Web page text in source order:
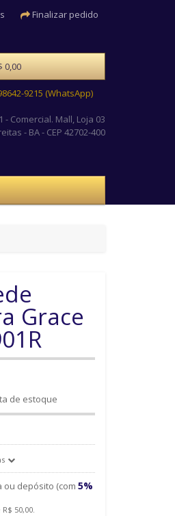
Finalizar pedido
9215 (WhatsApp)
- Comercial. Mall, Loja 03
- BA - CEP 42702-400
0,00
Grace
de estoque
depósito (com 5%
50,00.